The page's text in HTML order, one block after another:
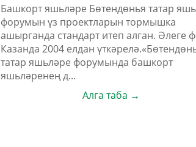
Башкорт яшьләре Бөтендөнья татар
форумын үз проектларын тормышка
ашырганда стандарт итеп алган. Әлеге
Казанда 2004 елдан
татар яшьләре форумында башкорт
яшьләренең д...
Алга таба →